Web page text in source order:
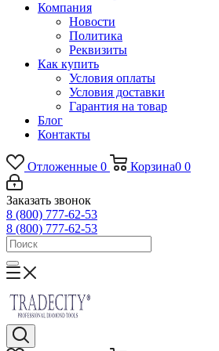
Компания
Новости
Политика
Реквизиты
Как купить
Условия оплаты
Условия доставки
Гарантия на товар
Блог
Контакты
Отложенные 0 Корзина0 0
Заказать звонок
8 (800) 777-62-53
8 (800) 777-62-53